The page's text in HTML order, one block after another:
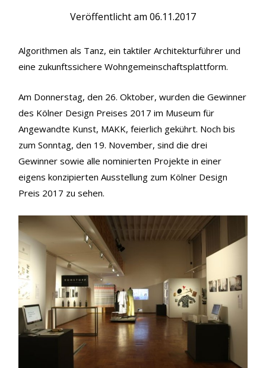
Veröffentlicht am 06.11.2017
Algorithmen als Tanz, ein taktiler Architekturführer und
eine zukunftssichere Wohngemeinschaftsplattform.
Am Donnerstag, den 26. Oktober, wurden die Gewinner
des Kölner Design Preises 2017 im Museum für
Angewandte Kunst, MAKK, feierlich gekührt. Noch bis
zum Sonntag, den 19. November, sind die drei
Gewinner sowie alle nominierten Projekte in einer
eigens konzipierten Ausstellung zum Kölner Design
Preis 2017 zu sehen.